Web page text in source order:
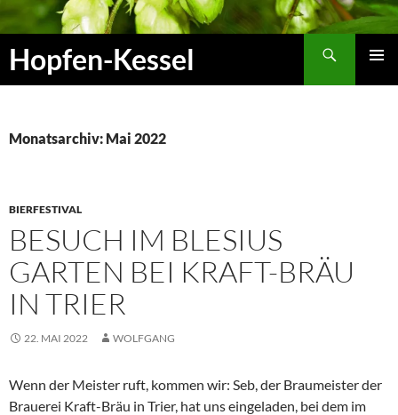
Zum
Inhalt
springen
Hopfen-Kessel
Monatsarchiv: Mai 2022
BIERFESTIVAL
BESUCH IM BLESIUS
GARTEN BEI KRAFT-BRÄU
IN TRIER
22. MAI 2022 WOLFGANG
Wenn der Meister ruft, kommen wir: Seb, der Braumeister der
Brauerei Kraft-Bräu in Trier, hat uns eingeladen, bei dem im